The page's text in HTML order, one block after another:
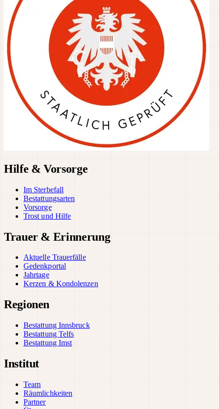
Hilfe & Vorsorge
Im Sterbefall
Bestattungsarten
Vorsorge
Trost und Hilfe
Trauer & Erinnerung
Aktuelle Trauerfälle
Gedenkportal
Jahrtage
Kerzen & Kondolenzen
Regionen
Bestattung Innsbruck
Bestattung Telfs
Bestattung Imst
Institut
Team
Räumlichkeiten
Partner